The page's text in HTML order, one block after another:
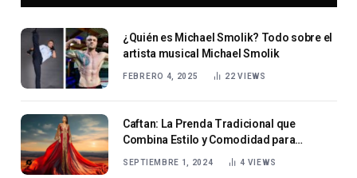
¿Quién es Michael Smolik? Todo sobre el
artista musical Michael Smolik
FEBRERO 4, 2025 22VIEWS
Caftan: La Prenda Tradicional que
Combina Estilo y Comodidad para
SEPTIEMBRE 1, 2024 4 VIEWS